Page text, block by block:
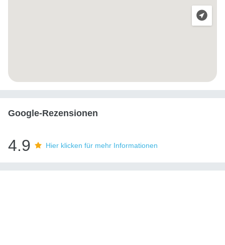
Google-Rezensionen
4.9 Hier klicken für mehr Informationen